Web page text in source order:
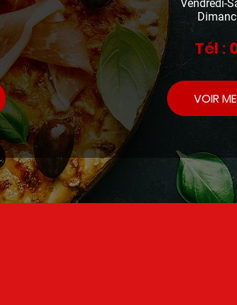
Vendredi-
Tél :
VOIR